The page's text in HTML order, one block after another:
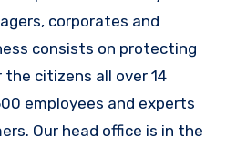
corporates and
consists on protecting
citizens all over 14
employees and experts
Our head office is in the